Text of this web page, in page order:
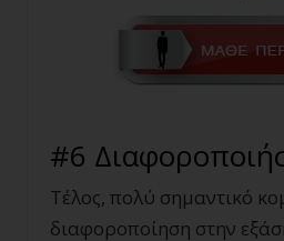
#6
Τέλος, πολύ σημαντικό
διαφοροποίηση στην